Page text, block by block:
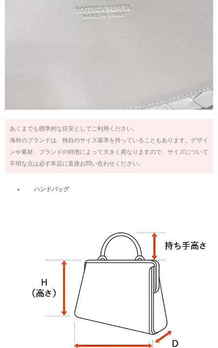
あくまでも標準的な目安としてご利用ください。
海外のブランドは、独自のサイズ基準を持っていることもあります。デザイ
ンや素材、ブランドの特徴によって大きく異なりますので、サイズについて
不明な点は必ず本店に直接お問い合わせください。
ハンドバッグ